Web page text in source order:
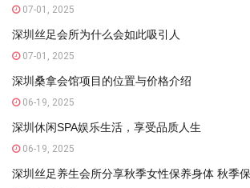
07-01, 2025
深圳丝足会所为什么会如此吸引人
07-01, 2025
深圳桑拿会馆项目的位置与价格介绍
06-19, 2025
深圳休闲SPA娱乐生活，享受品质人生
06-19, 2025
深圳丝足养生会所分享秋季女性保养身体 秋季